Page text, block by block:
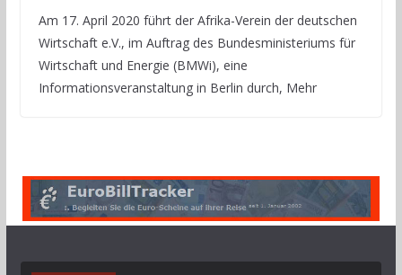
Am 17. April 2020 führt der Afrika-Verein der deutschen
Wirtschaft e.V., im Auftrag des Bundesministeriums für
Wirtschaft und Energie (BMWi), eine
Informationsveranstaltung in Berlin durch, Mehr